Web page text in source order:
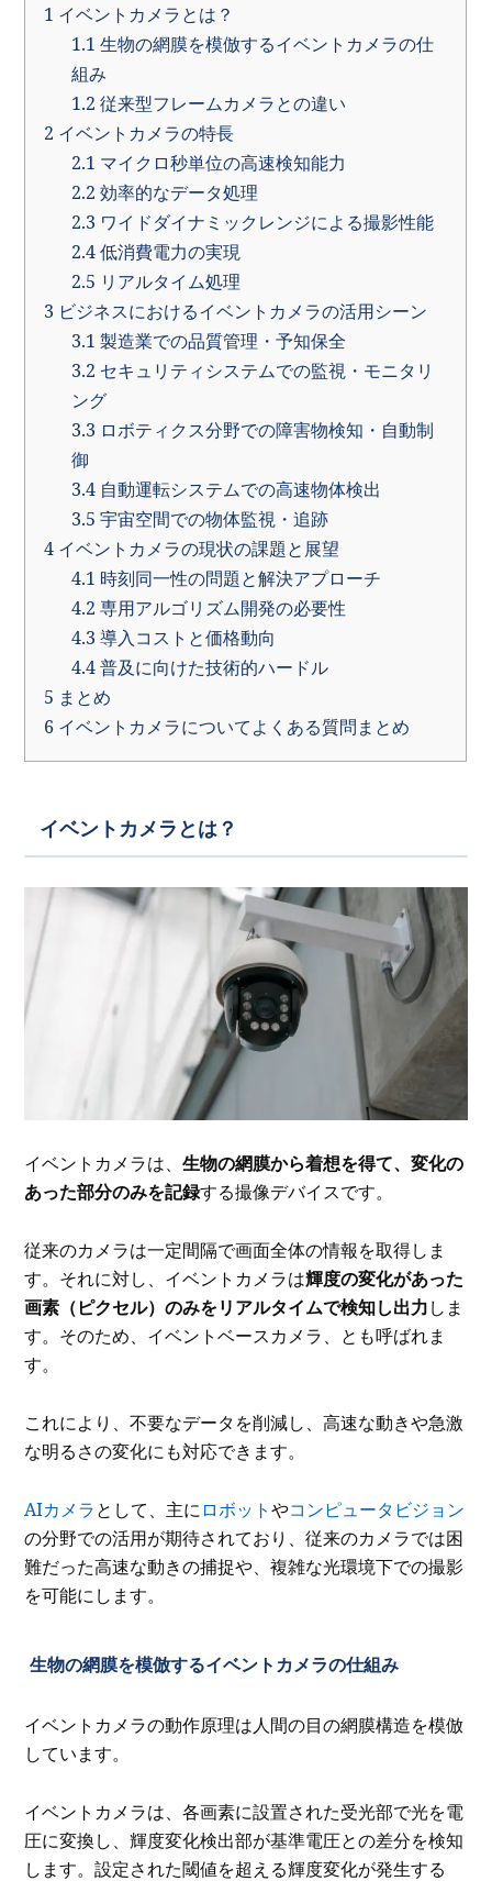
1 イベントカメラとは？
1.1 生物の網膜を模倣するイベントカメラの仕
組み
1.2 従来型フレームカメラとの違い
2 イベントカメラの特長
2.1 マイクロ秒単位の高速検知能力
2.2 効率的なデータ処理
2.3 ワイドダイナミックレンジによる撮影性能
2.4低消費電力の実現
2.5 リアルタイム処理
3 ビジネスにおけるイベントカメラの活用シーン
3.1 製造業での品質管理・予知保全
3.2 セキュリティシステムでの監視・モニタリ
ング
3.3 ロボティクス分野での障害物検知・自動制
御
3.4自動運転システムでの高速物体検出
3.5 宇宙空間での物体監視・追跡
4 イベントカメラの現状の課題と展望
4.1 時刻同一性の問題と解決アプローチ
4.2 専用アルゴリズム開発の必要性
4.3 導入コストと価格動向
4.4普及に向けた技術的ハードル
5 まとめ
6 イベントカメラについてよくある質問まとめ
イベントカメラとは？
イベントカメラは、生物の網膜から着想を得て、変化の
あった部分のみを記録する撮像デバイスです。
従来のカメラは一定間隔で画面全体の情報を取得しま
す。それに対し、イベントカメラは輝度の変化があった
画素（ピクセル）のみをリアルタイムで検知し出力しま
す。そのため、イベントベースカメラ、とも呼ばれま
す。
これにより、不要なデータを削減し、高速な動きや急激
な明るさの変化にも対応できます。
AIカメラとして、主にロボットやコンピュータビジョン
の分野での活用が期待されており、従来のカメラでは困
難だった高速な動きの捕捉や、複雑な光環境下での撮影
を可能にします。
生物の網膜を模倣するイベントカメラの仕組み
イベントカメラの動作原理は人間の目の網膜構造を模倣
しています。
イベントカメラは、各画素に設置された受光部で光を電
圧に変換し、輝度変化検出部が基準電圧との差分を検知
します。設定された閾値を超える輝度変化が発生する